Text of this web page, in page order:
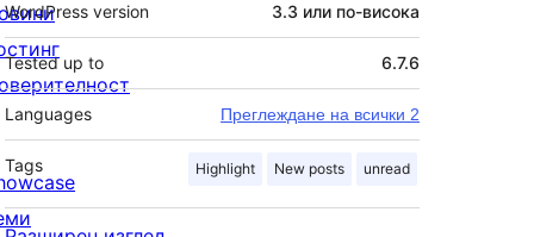
WordPress version 3.3 или по-висока
Tested up to 6.7.6
Languages Преглеждане на всички 2
Tags Highlight New posts unread